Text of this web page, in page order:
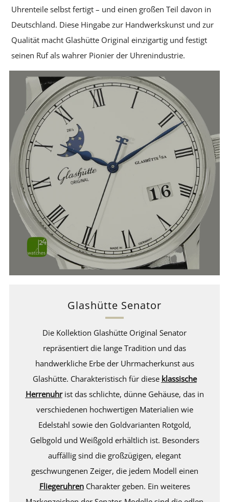
Uhrenteile selbst fertigt – und einen großen Teil davon in
Deutschland. Diese Hingabe zur Handwerkskunst und zur
Qualität macht Glashütte Original einzigartig und festigt
seinen Ruf als wahrer Pionier der Uhrenindustrie.
Glashütte Senator
Die Kollektion Glashütte Original Senator
repräsentiert die lange Tradition und das
handwerkliche Erbe der Uhrmacherkunst aus
Glashütte. Charakteristisch für diese klassische
Herrenuhrist das schlichte, dünne Gehäuse, das in
verschiedenen hochwertigen Materialien wie
Edelstahl sowie den Goldvarianten Rotgold,
Gelbgold und Weißgold erhältlich ist. Besonders
auffällig sind die großzügigen, elegant
geschwungenen Zeiger, die jedem Modell einen
FliegeruhrenCharakter geben. Ein weiteres